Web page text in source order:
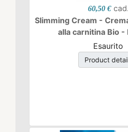
60,50 € cad.
Slimming Cream -
alla carnitina Bio -
Esaurito
Product